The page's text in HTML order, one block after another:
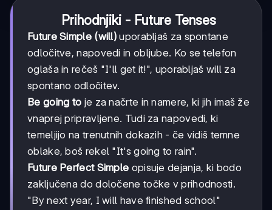
Prihodnjiki - Future Tenses
Future Simple (will) uporabljaš za spontane
odločitve, napovedi in obljube. Ko se telefon
oglaša in rečeš "I'll get it!", uporabljaš will za
spontano odločitev.
Be going to je za načrte in namere, ki jih imaš že
vnaprej pripravljene. Tudi za napovedi, ki
temeljijo na trenutnih dokazih - če vidiš temne
oblake, boš rekel "It's going to rain".
Future Perfect Simple opisuje dejanja, ki bodo
zaključena do določene točke v prihodnosti.
"By next year, I will have finished school"